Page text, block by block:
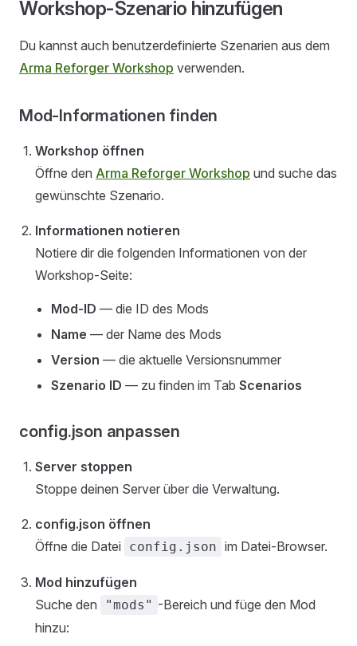
Workshop-Szenario hinzufügen
Du kannst auch benutzerdefinierte Szenarien aus dem
Arma Reforger Workshop verwenden.
Mod-Informationen finden
Workshop öffnen
Öffne den Arma Reforger Workshop und suche das
gewünschte Szenario.
Informationen notieren
Notiere dir die folgenden Informationen von der
Workshop-Seite:
Mod-ID — die ID des Mods
Name — der Name des Mods
Version — die aktuelle Versionsnummer
Szenario ID — zu finden im Tab Scenarios
config.json anpassen
Server stoppen
Stoppe deinen Server über die Verwaltung.
config.json öffnen
Öffne die Datei
config.json im Datei-Browser.
Mod hinzufügen
Suche den
"mods" -Bereich und füge den Mod
hinzu: